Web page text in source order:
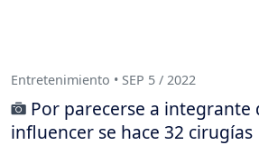
Entretenimiento • SEP 5 / 2022
Por parecerse a integrante
influencer se hace 32 cirugías